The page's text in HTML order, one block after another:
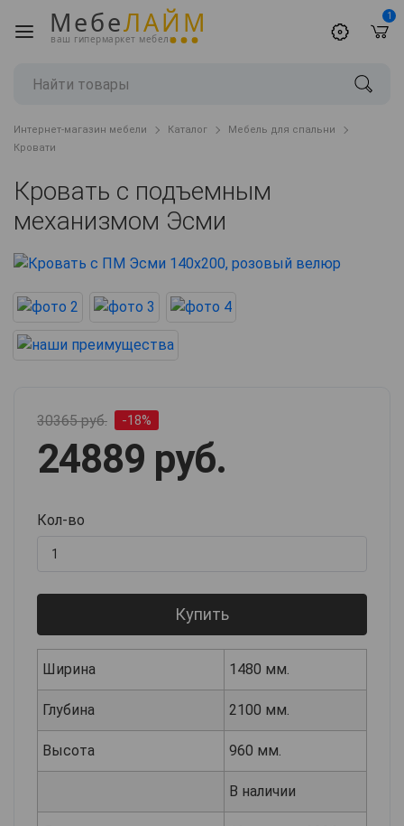
МебеЛАЙМ
ваш гипермаркет мебели
1
Интернет-магазин мебели Каталог
Мебель для спальни
Кровати
Кровать с подъемным
механизмом Эсми
30365 руб. -18%
24889 руб.
Кол-во
Купить
Ширина 1480 мм.
Глубина 2100 мм.
Высота 960 мм.
В наличии